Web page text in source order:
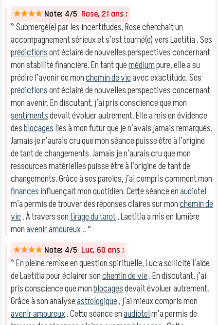
★★★★ Note: 4/5 Rose, 21 ans :
‶ Submergé(e) par les incertitudes, Rose cherchait un
accompagnement sérieux et s’est tourné(e) vers Laetitia . Ses
prédictionsont éclairé de nouvelles perspectives concernant
mon stabilité financière. En tant quemédiumpure, elle a su
prédire l’avenir de monchemin de vieavec exactitude. Ses
prédictionsont éclairé de nouvelles perspectives concernant
mon avenir. En discutant, j’ai pris conscience que mon
sentimentsdevait évoluer autrement. Elle a mis en évidence
desblocagesliés à mon futur que je n’avais jamais remarqués.
Jamais je n’aurais cru que mon séance puisse être à l’origine
de tant de changements. Jamais je n’aurais cru que mon
ressources matérielles puisse être à l’origine de tant de
changements. Grâce à ses paroles, j’ai compris comment mon
financesinfluençait mon quotidien. Cette séance enaudiotel
m’a permis de trouver des réponses claires sur monchemin de
vie. À travers sontirage du tarot, Laetitia a mis en lumière
monavenir amoureux.. ″
★★★★ Note: 4/5 Luc, 60 ans :
‶ En pleine remise en question spirituelle, Luc a sollicité l’aide
de Laetitia pour éclairer sonchemin de vie. En discutant, j’ai
pris conscience que monblocagesdevait évoluer autrement.
Grâce à son analyseastrologique, j’ai mieux compris mon
avenir amoureux. Cette séance enaudiotelm’a permis de